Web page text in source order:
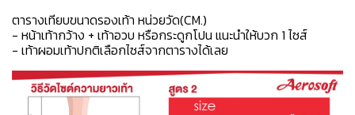
ตารางเทียบขนาดรองเท้า หน่วยวัด(CM.)
- หน้าเท้ากว้าง + เท้าอวบ หรือกระดูกโปน แนะนำให้บวก 1 ไซส์
- เท้าผอมเท้าปกติเลือกไซส์จากตารางได้เลย